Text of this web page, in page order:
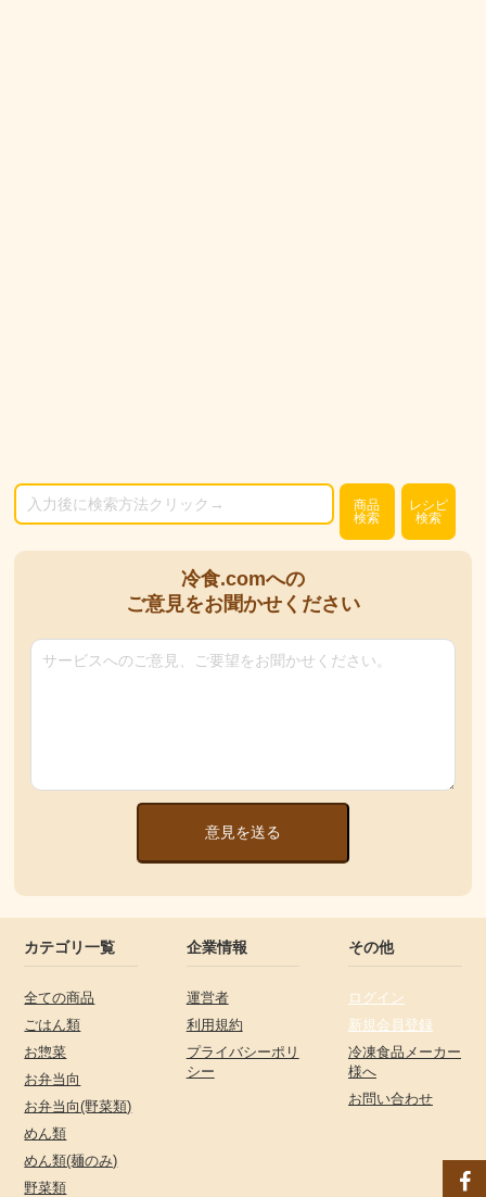
商品
検索
レシピ
検索
冷食.comへの
ご意見をお聞かせください
意見を送る
カテゴリ一覧
全ての商品
ごはん類
お惣菜
お弁当向
お弁当向(野菜類)
めん類
めん類(麺のみ)
野菜類
企業情報
運営者
利用規約
プライバシーポリ
シー
その他
ログイン
新規会員登録
冷凍食品メーカー
様へ
お問い合わせ